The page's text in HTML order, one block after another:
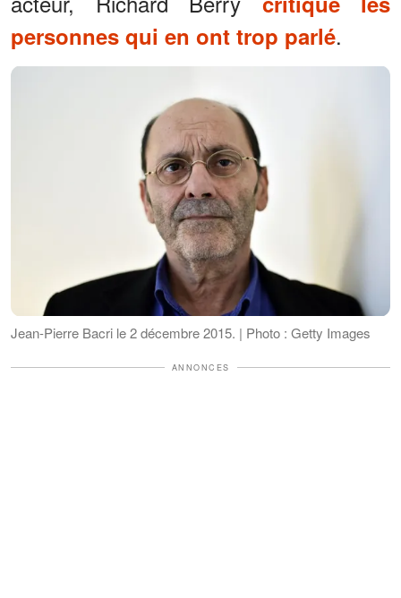
personnes qui en ont trop parlé.
Jean-Pierre Bacri le 2 décembre 2015. | Photo : Getty Images
ANNONCES